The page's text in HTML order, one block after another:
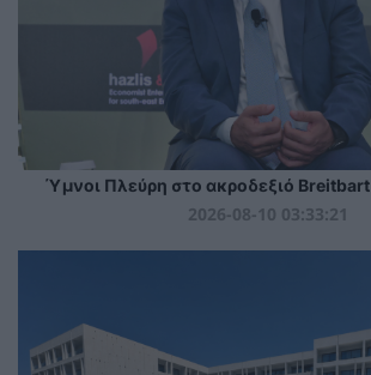
Ύμνοι Πλεύρη στο ακροδεξιό
2026-08-10 03:33:21